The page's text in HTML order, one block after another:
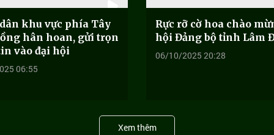
khu vực phía Tây
hân hoan, gửi trọn
vào đại hội
06:55
Rực rỡ cờ hoa chào
hội Đảng bộ tỉnh Lâm
06/10/2025 20:28
Xem thêm